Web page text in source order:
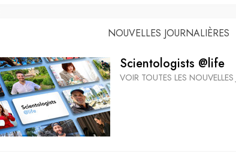
NOUVELLES JOURNALIÈRES
Scientologists @life
VOIR TOUTES LES NOUVELLES